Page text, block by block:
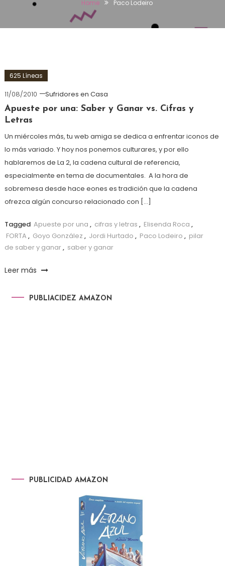
Home Paco Lodeiro
625 Líneas
11/08/2010
Sufridores en Casa
Apueste por una: Saber y Ganar vs. Cifras y
Letras
Un miércoles más, tu web amiga se dedica a enfrentar iconos de
lo más variado. Y hoy nos ponemos culturares, y por ello
hablaremos de La 2, la cadena cultural de referencia,
especialmente en tema de documentales. A la hora de
sobremesa desde hace eones es tradición que la cadena
ofrezca algún concurso relacionado con […]
Tagged Apueste por una , cifras y letras , Elisenda Roca ,
FORTA , Goyo González , Jordi Hurtado , Paco Lodeiro , pilar
de saber y ganar, saber y ganar
Leer más
PUBLIACIDEZ AMAZON
PUBLICIDAD AMAZON